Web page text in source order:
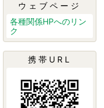
ウェブページ
各種関係HPへのリン
ク
携帯URL